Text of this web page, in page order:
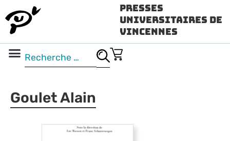
Presses
Universitaires de
Vincennes
Goulet Alain